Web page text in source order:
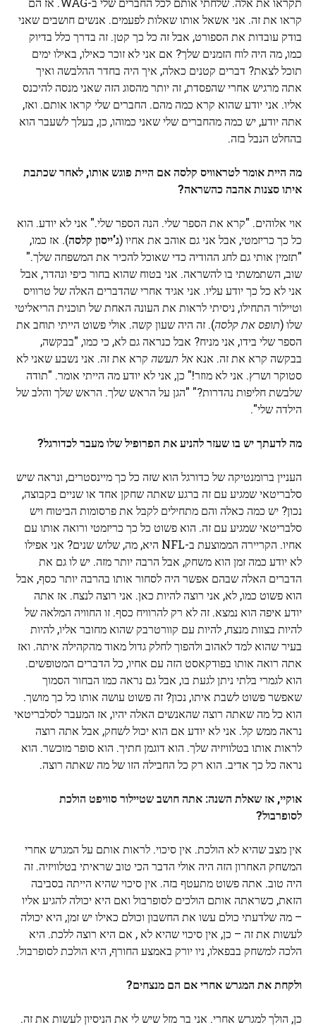
קראו את זה. אני אשאל אותו שאלות לפעמים. אנשים חושבים שאני
בודק עובדות את הספורט, אבל זה כל כך קטן. זה בדרך כלל בדיוק
כמו, מה היה לוח הזמנים שלך? אם אני לא זוכר כאילו, באילו ימים
תוכל לצאת? דברים קטנים כאלה, איך היה בחדר ההלבשה ואיך
אתה מרגיש אחרי שהפסדת, זה יותר מהסוג הזה שאני מנסה להיכנס
אליו. אני יודע שהוא קרא כמה מהם. החברים שלי קראו אותם. ואז,
אתה יודע, יש כמה מהחברים שלי שאני כמוהו, כן, בעלך לשעבר הוא
בהחלט הנבל בזה.
מה היית אומר לטראוויס קלסה אם היית פוגש אותו, לאחר שכתבת
איתו סצנות אהבה כהשראה?
אוי אלוהים. "קרא את הספר שלי. הנה הספר שלי." אני לא יודע. הוא
כל כך כריזמטי, אבל אני גם אוהב את אחיו (ג'ייסון קלסה). אז כמו,
"תזמין אותי גם לחג ההודיה כדי שאוכל להכיר את המשפחה שלך."
שוב, השתמשתי בו להשראה. אני בטוח שהוא בחור כיפי ונהדר, אבל
אני לא כל כך יודע עליו. אני אגיד אחרי שהדברים האלה של טרוויס
וטיילור התחילו, ניסיתי לראות את העונה האחת של תוכנית הריאליטי
שלו (תופס את קלסה). זה היה שעון קשה. אולי פשוט הייתי תוחב את
הספר שלי בידו, אני מניח? אבל כנראה גם לא, כי כמו, "בבקשה,
בבקשה קרא את זה. אנאאל תעשה קרא את זה. אני נשבע שאני לא
סטוקר ושרץ. אני לא מוזר!" כן, אני לא יודע מה הייתי אומר. "תודה
שלבשת חליפות נהדרות?" "הגן על הראש שלך. הראש שלך והלב של
הילדה שלי".
מה לדעתך יש בו שעזר להניע את הפרופיל שלו מעבר לכדורגל?
העניין ברומנטיקה של כדורגל הוא שזה כל כך מיינסטרים, ונראה שיש
סלבריטאי שמגיע עם זה ברגע שאתה שחקן אחד או שניים בקבוצה,
נכון? יש כמה כאלה והם מתחילים לקבל את פרסומות הביטוח ויש
סלבריטאי שמגיע עם זה. הוא פשוט כל כך כריזמטי ורואה אותו עם
אחיו. הקריירה הממוצעת ב-NFL היא, מה, שלוש שנים? אני אפילו
לא יודע כמה זמן הוא משחק, אבל הרבה יותר מזה. יש לו גם את
הדברים האלה שבהם אפשר היה לסחור אותו בהרבה יותר כסף, אבל
הוא פשוט כמו, לא, אני רוצה להיות כאן. אני רוצה לנצח. אז אתה
יודע איפה הוא נמצא. זה לא רק להרוויח כסף. זו החוויה המלאה של
להיות בצוות מנצח, להיות עם קוורטרבק שהוא מחובר אליו, להיות
בעיר שהוא למד לאהוב ולהפוך לחלק גדול מאוד מהקהילה איתה. ואז
אתה רואה אותו בפודקאסט הזה עם אחיו, כל הדברים המטופשים.
הוא לגמרי בלתי ניתן לגעת בו, אבל גם נראה כמו הבחור הסמוך
שאפשר פשוט לשבת איתו, נכון? זה פשוט עושה אותו כל כך מושך.
הוא כל מה שאתה רוצה שהאנשים האלה יהיו, אז המעבר לסלבריטאי
נראה ממש קל. אני לא יודע אם הוא יכול לשחק, אבל אתה רוצה
לראות אותו בטלוויזיה שלך. הוא דוגמן חתיך. הוא סופר מוכשר. הוא
נראה כל כך אדיב. הוא רק כל החבילה הזו של מה שאתה רוצה.
אוקיי, אז שאלת השנה: אתה חושב שטיילור סוויפט הולכת
לסופרבול?
אין מצב שהיא לא הולכת. אין סיכוי. לראות אותם על המגרש אחרי
המשחק האחרון הזה היה אולי הדבר הכי טוב שראיתי בטלוויזיה. זה
היה טוב. אתה פשוט מתעטף בזה. אין סיכוי שהיא הייתה בסביבה
הזאת, כשראתה אותם הולכים לסופרבול ואם היא יכולה להגיע אליו
– מה שלדעתי כולם עשו את החשבון וכולם כאילו יש זמן, היא יכולה
לעשות את זה – כן, אין סיכוי שהיא לא , אם היא רוצה ללכת. היא
הלכה למשחק בבפאלו, ניו יורק באמצע החורף, היא הולכת לסופרבול.
ולקחת את המגרש אחרי אם הם מנצחים?
כן, הולך למגרש אחרי. אני בר מזל שיש לי את הניסיון לעשות את זה.